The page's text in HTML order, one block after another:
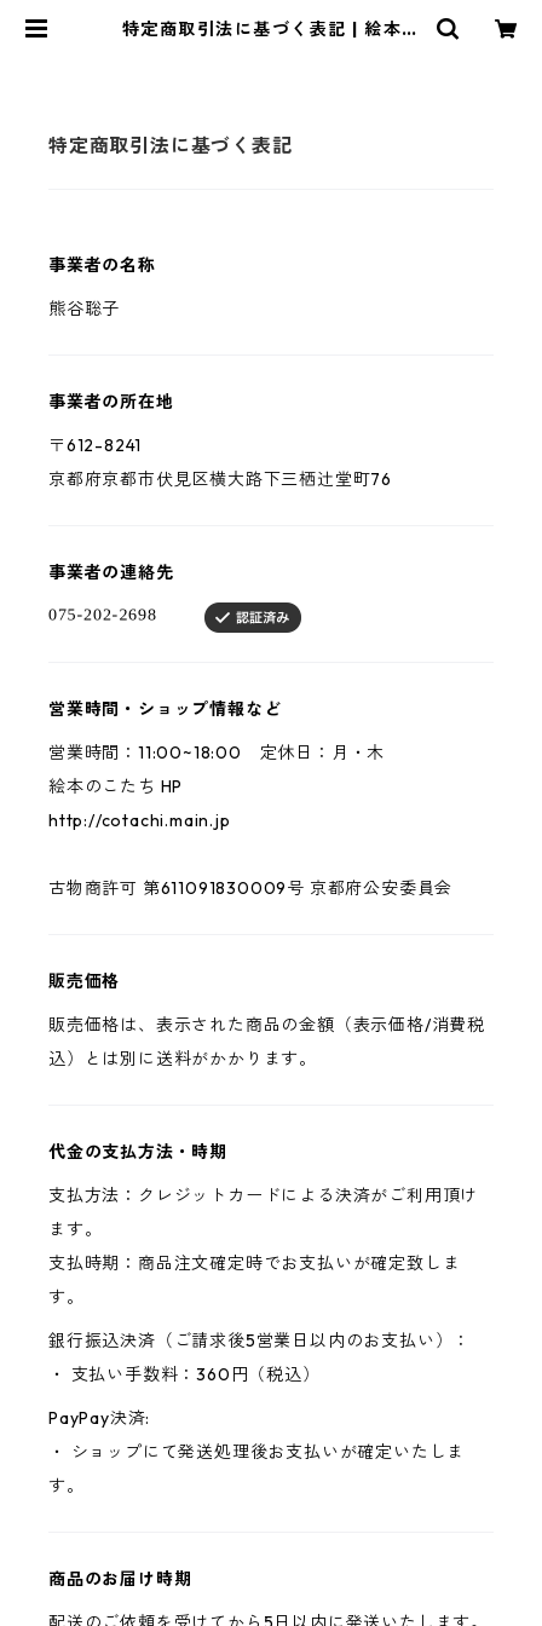
特定商取引法に基づく表記 | 絵本の
特定商取引法に基づく表記
事業者の名称
熊谷聡子
事業者の所在地
〒612-8241
京都府京都市伏見区横大路下三栖辻堂町76
事業者の連絡先
営業時間・ショップ情報など
営業時間：11:00~18:00 定休日：月・木
絵本のこたち HP
http://cotachi.main.jp
古物商許可 第611091830009号 京都府公安委員会
販売価格
販売価格は、表示された商品の金額（表示価格/消費税
込）とは別に送料がかかります。
代金の支払方法・時期
支払方法：クレジットカードによる決済がご利用頂け
ます。
支払時期：商品注文確定時でお支払いが確定致しま
す。
銀行振込決済（ご請求後5営業日以内のお支払い）：
・ 支払い手数料：360円（税込）
PayPay決済:
・ ショップにて発送処理後お支払いが確定いたしま
す。
商品のお届け時期